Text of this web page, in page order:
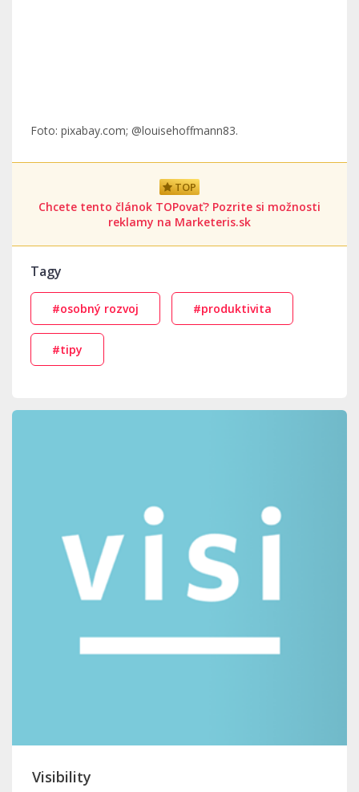
Foto: pixabay.com; @louisehoffmann83.
TOP
Chcete tento článok TOPovať? Pozrite si možnosti
reklamy na Marketeris.sk
Tagy
#osobný rozvoj #produktivita
#tipy
Visibility